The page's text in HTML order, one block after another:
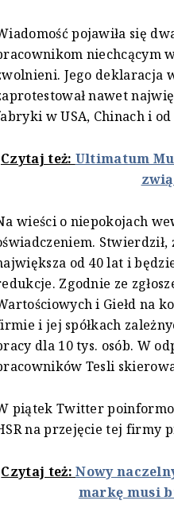
pojawiła się
niechcącym
Jego deklaracja
nawet
w USA, Chinach i
Czytaj też: Ultimatum
wieści o niepokojach
od 40 lat i
Zgodnie ze
i Giełd na
i jej spółkach
dla 10 tys. osób. W
Tesli
piątek Twitter
na przejęcie tej firmy
Czytaj też:Nowy
markę musi